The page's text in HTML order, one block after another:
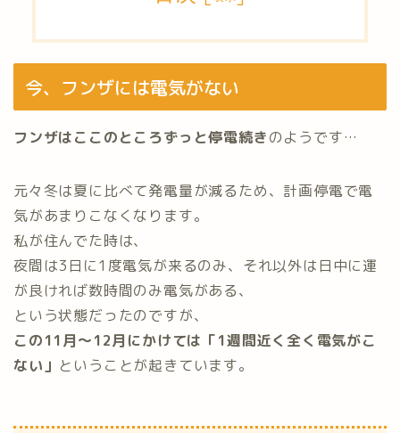
今、フンザには電気がない
フンザはここのところずっと停電続きのようです…
元々冬は夏に比べて発電量が減るため、計画停電で電
気があまりこなくなります。
私が住んでた時は、
夜間は3日に1度電気が来るのみ、それ以外は日中に運
が良ければ数時間のみ電気がある、
という状態だったのですが、
この11月〜12月にかけては「1週間近く全く電気がこ
ない」 ということが起きています。